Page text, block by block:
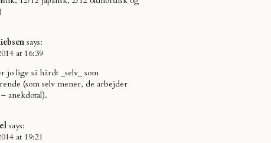
says:
at 16:39
jo lige så hårdt _selv_ som
(som selv mener, de arbejder
anekdotal).
says:
at 19:21